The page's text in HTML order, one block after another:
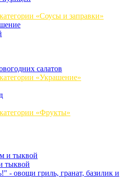
«Соусы и заправки»
салатов
«Украшение»
«Фрукты»
тыквой